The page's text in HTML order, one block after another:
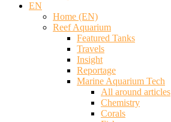
EN
Home (EN)
Reef Aquarium
Featured Tanks
Travels
Insight
Reportage
Marine Aquarium Tech
All around articles
Chemistry
Corals